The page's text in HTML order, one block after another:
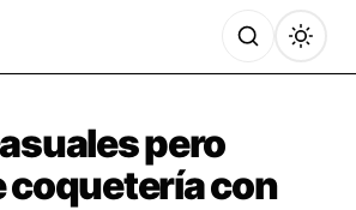
pero
coquetería con